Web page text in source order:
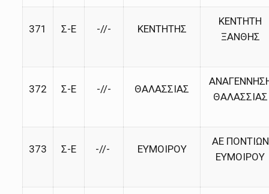
371 Σ-Ε -//- ΚΕΝΤΗΤΗΣ
ΚΕΝΤΗΤΗ
ΞΑΝΘΗΣ
372 Σ-Ε -//- ΘΑΛΑΣΣΙΑΣ
ΘΑΛΑΣΣΙΑΣ
373 Σ-Ε -//- ΕΥΜΟΙΡΟΥ
ΑΕ ΠΟΝΤΙΩΝ
ΕΥΜΟΙΡΟΥ